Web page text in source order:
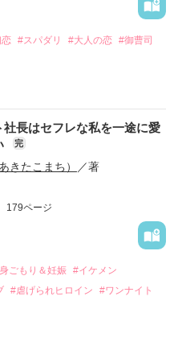
#スパダリ #大人の恋 #御曹司
ていた美桜。
人の関係は壊れてしまう。
親の離婚によって
離れになった。
と思っていた哲平に
た。
平は
長はセフレな私を一途に愛
完
きたこまち） ／著
179ページ
ごもり＆妊娠 #イケメン
#虐げられヒロイン
#ワンナイト